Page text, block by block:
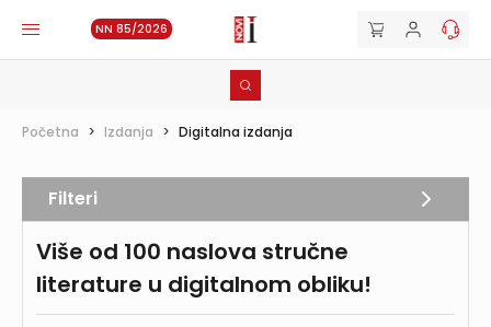
NN 85/2026
Početna > Izdanja > Digitalna izdanja
Više od 100 naslova stručne
literature u digitalnom obliku!
Filteri